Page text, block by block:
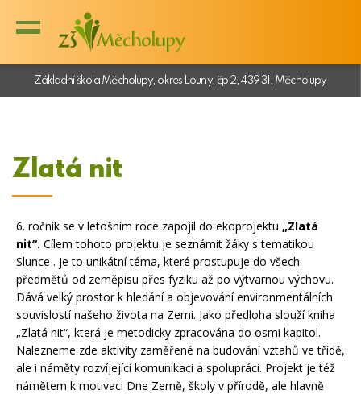
Základní škola Měcholupy, okres Louny, čp 2, 439 31, Měcholupy
Zlatá nit
6. ročník se v letošním roce zapojil do ekoprojektu „Zlatá
nit“. Cílem tohoto projektu je seznámit žáky s tematikou
Slunce . je to unikátní téma, které prostupuje do všech
předmětů od zeměpisu přes fyziku až po výtvarnou výchovu.
Dává velký prostor k hledání a objevování environmentálních
souvislostí našeho života na Zemi. Jako předloha slouží kniha
„Zlatá nit“, která je metodicky zpracována do osmi kapitol.
Nalezneme zde aktivity zaměřené na budování vztahů ve třídě,
ale i náměty rozvíjející komunikaci a spolupráci. Projekt je též
námětem k motivaci Dne Země, školy v přírodě, ale hlavně